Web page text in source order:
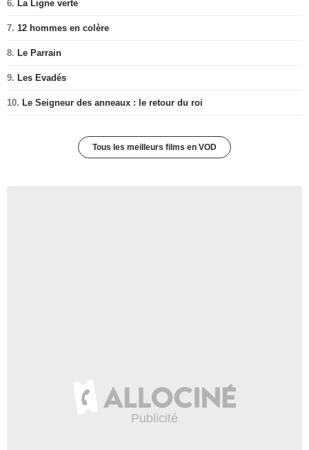
6. La Ligne verte
7. 12 hommes en colère
8. Le Parrain
9. Les Evadés
10. Le Seigneur des anneaux : le retour du roi
Tous les meilleurs films en VOD